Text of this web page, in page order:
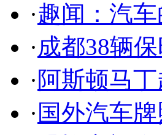
·趣闻：汽
·成都38辆
·阿斯顿马
· 国外汽车